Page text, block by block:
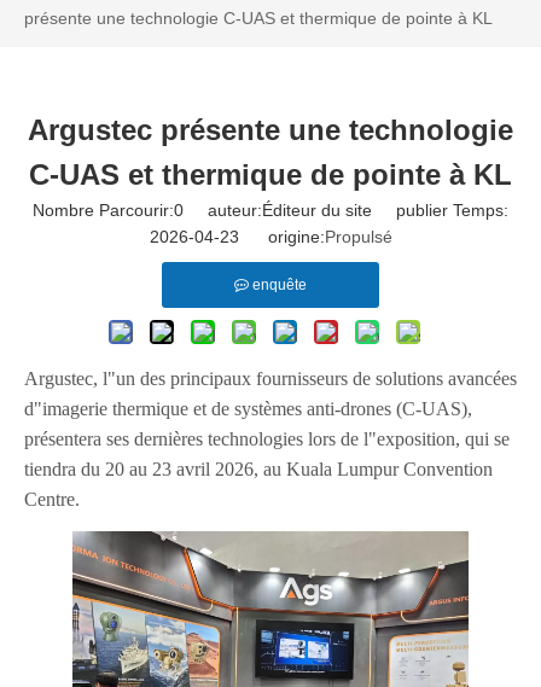
présente une technologie C-UAS et thermique de pointe à KL
Argustec présente une technologie
C-UAS et thermique de pointe à KL
Nombre Parcourir:0 auteur:Éditeur du site publier Temps:
2026-04-23 origine:Propulsé
enquête
Argustec, l"un des principaux fournisseurs de solutions avancées
d"imagerie thermique et de systèmes anti-drones (C-UAS),
présentera ses dernières technologies lors de l"exposition, qui se
tiendra du 20 au 23 avril 2026, au Kuala Lumpur Convention
Centre.